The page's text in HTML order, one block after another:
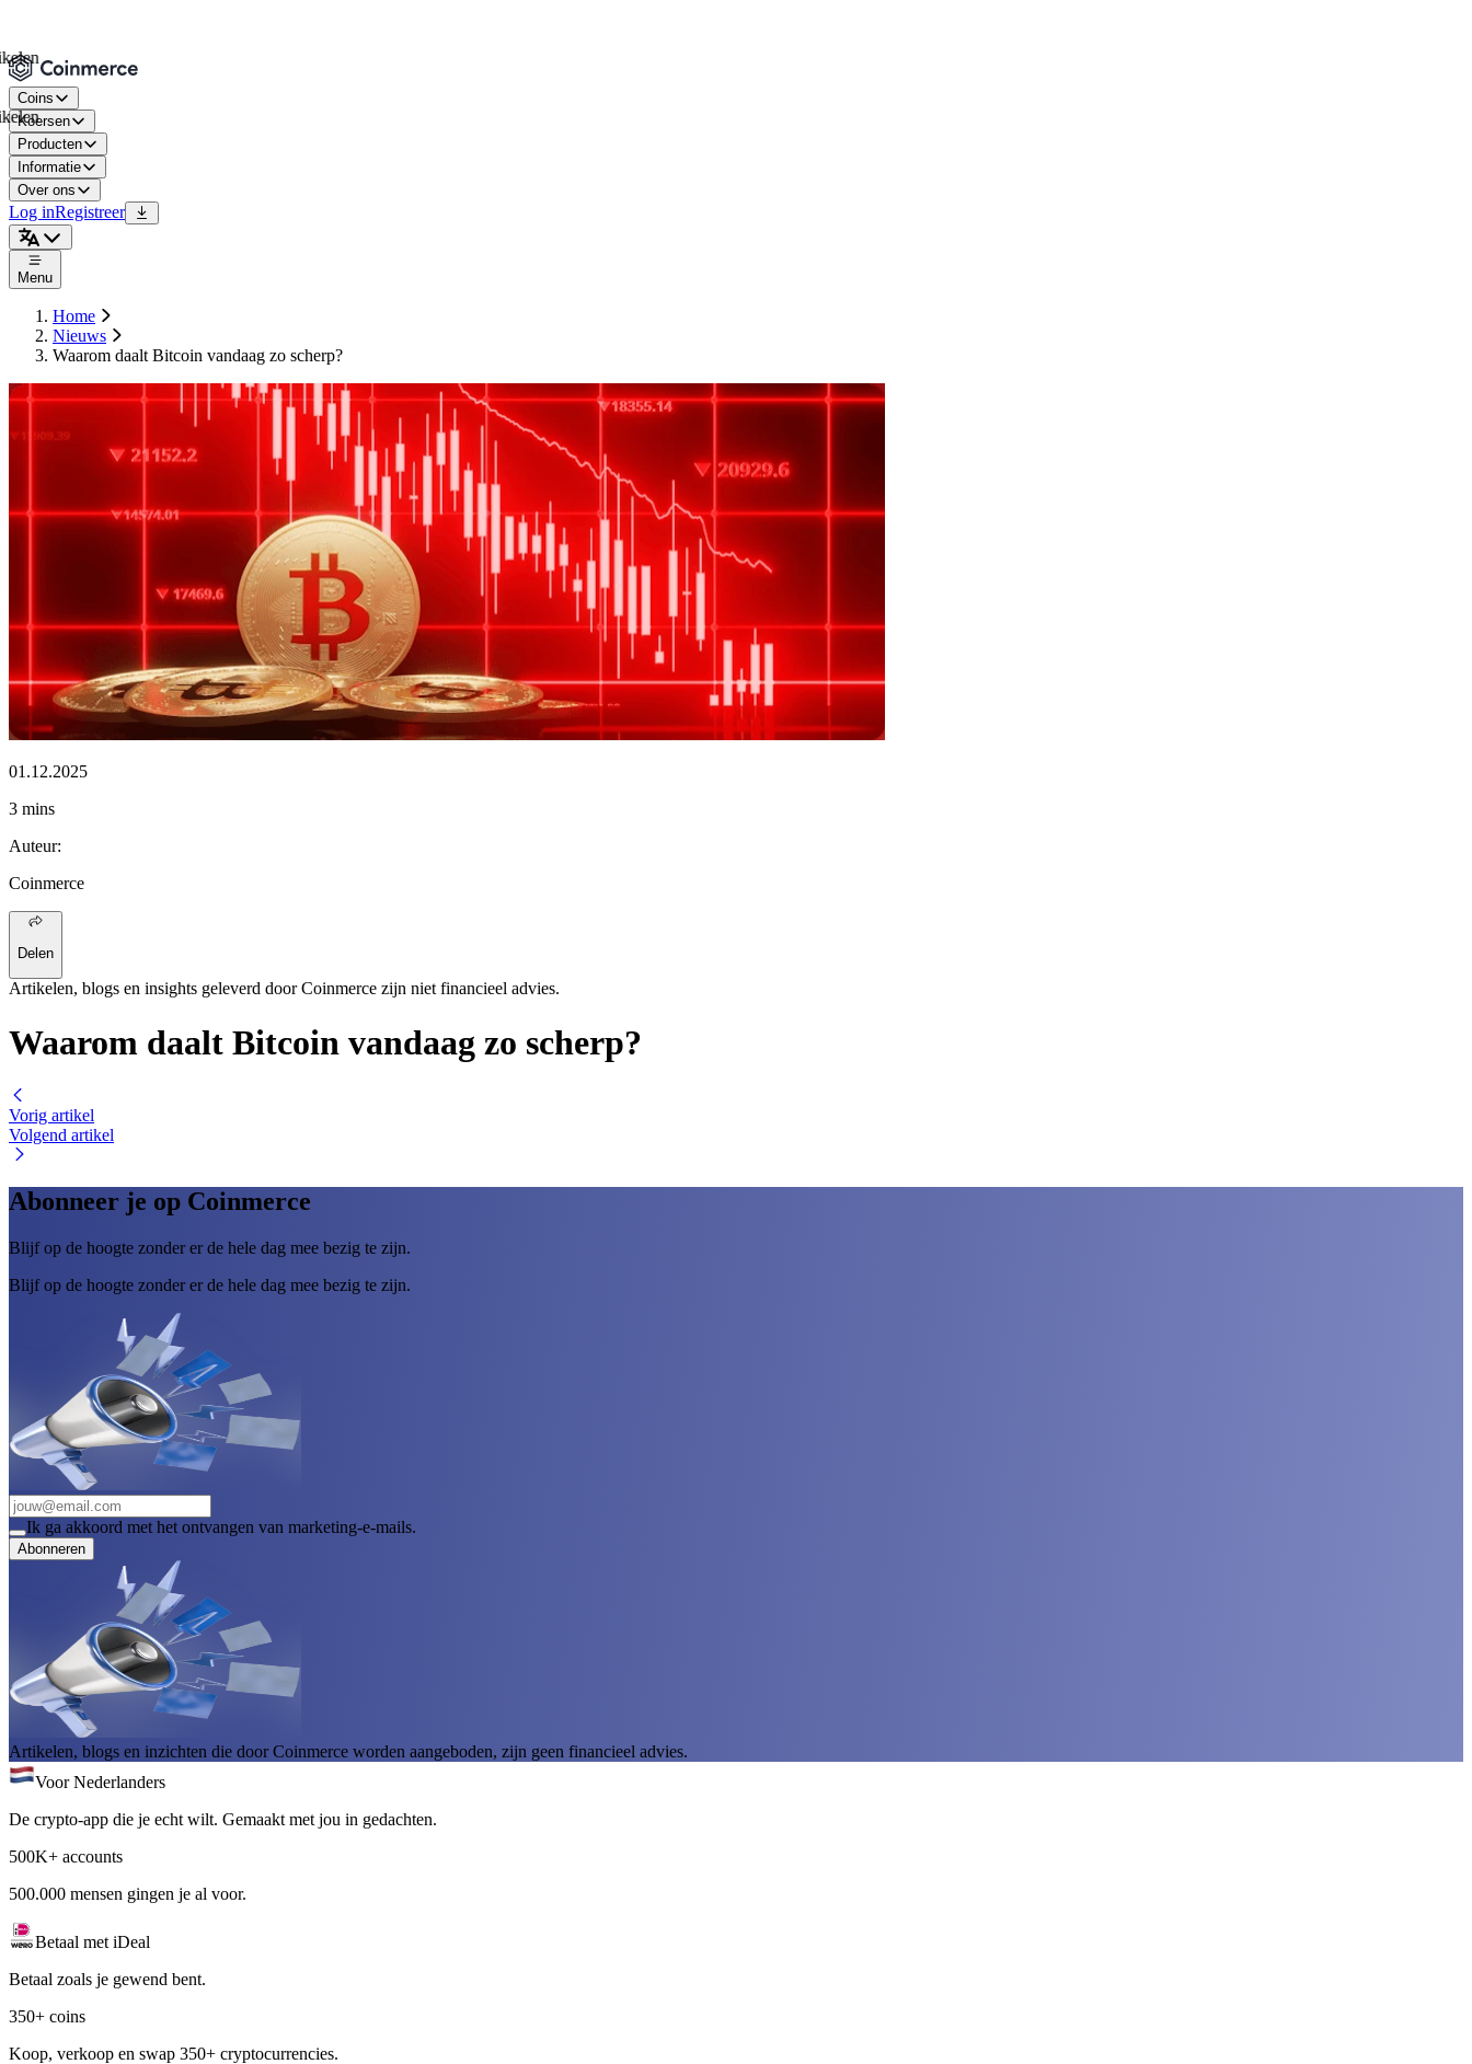
Coins
Koersen
Producten
Informatie
Over ons
Log inRegistreer
Menu
Home
Nieuws
Waarom daalt Bitcoin vandaag zo scherp?
01.12.2025
3 mins
Auteur:
Coinmerce
Delen
Artikelen, blogs en insights geleverd door Coinmerce zijn niet financieel advies.
Waarom daalt Bitcoin vandaag zo scherp?
Vorig artikel
Volgend artikel
Abonneer je op Coinmerce
Blijf op de hoogte zonder er de hele dag mee bezig te zijn.
Blijf op de hoogte zonder er de hele dag mee bezig te zijn.
Ik ga akkoord met het ontvangen van marketing-e-mails.
Abonneren
Artikelen, blogs en inzichten die door Coinmerce worden aangeboden, zijn geen financieel advies.
Voor Nederlanders
De crypto-app die je echt wilt. Gemaakt met jou in gedachten.
500K+ accounts
500.000 mensen gingen je al voor.
Betaal met iDeal
Betaal zoals je gewend bent.
350+ coins
Koop, verkoop en swap 350+ cryptocurrencies.